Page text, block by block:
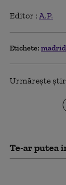
Editor :A.P.
Etichete: madrid
Urmărește
Te-ar putea